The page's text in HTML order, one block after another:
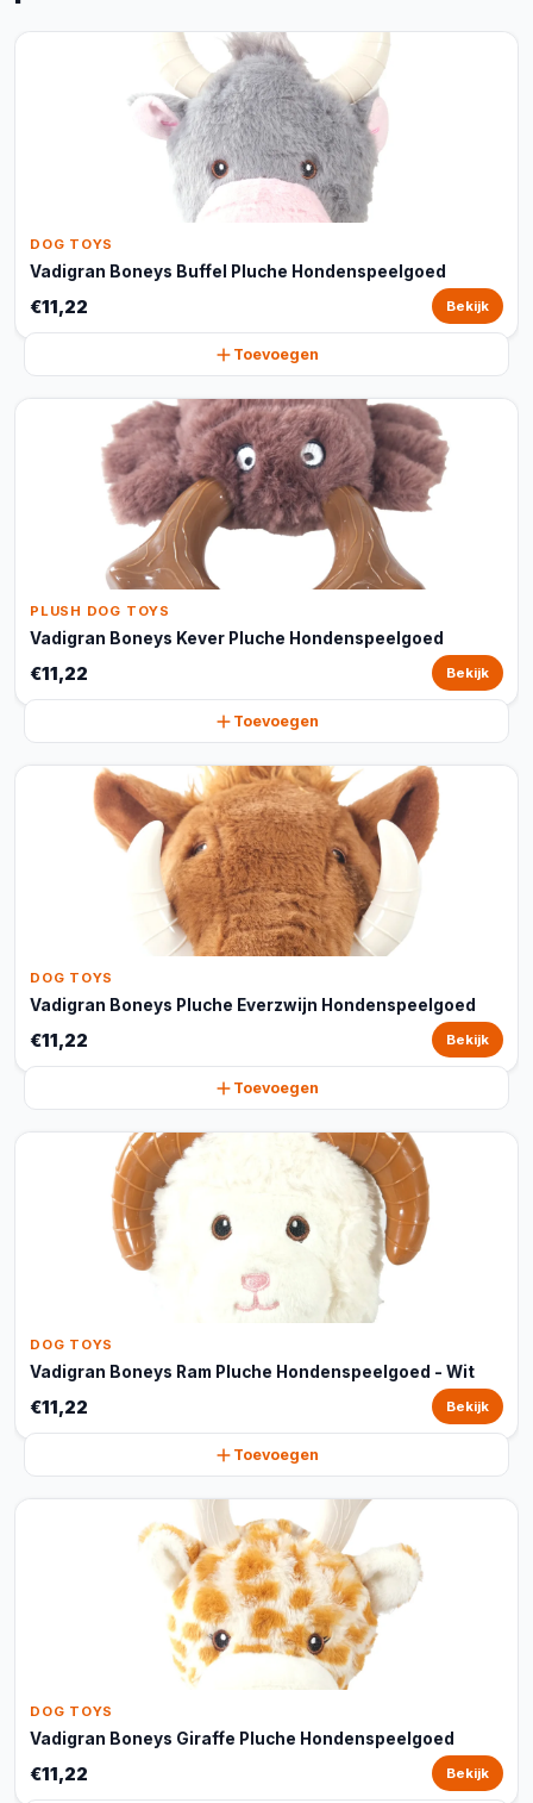
DOG TOYS
Vadigran Boneys Buffel Pluche Hondenspeelgoed
€11,22 Bekijk
Toevoegen
PLUSH DOG TOYS
Vadigran Boneys Kever Pluche Hondenspeelgoed
€11,22 Bekijk
Toevoegen
DOG TOYS
Vadigran Boneys Pluche Everzwijn Hondenspeelgoed
€11,22 Bekijk
Toevoegen
DOG TOYS
Vadigran Boneys Ram Pluche Hondenspeelgoed - Wit
€11,22 Bekijk
Toevoegen
DOG TOYS
Vadigran Boneys Giraffe Pluche Hondenspeelgoed
€11,22 Bekijk